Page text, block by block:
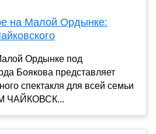
на Малой Ордынке:
Ордынке под
Боякова представляет
спектакля для всей семьи
ЧАЙКОВСК...